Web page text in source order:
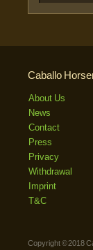
Caballo
About Us
News
Contact
Press
Privacy
Withdrawal
Imprint
T&C
Copyright © 2018